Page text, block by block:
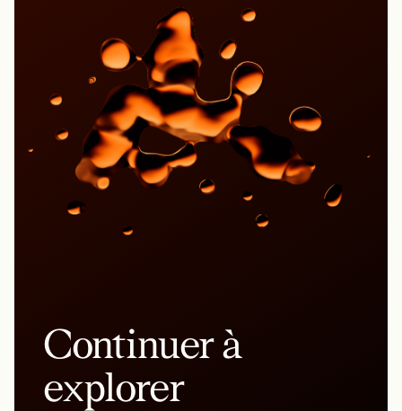
Continuer à
explorer